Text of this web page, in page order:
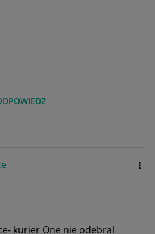
kurier One nie odebral